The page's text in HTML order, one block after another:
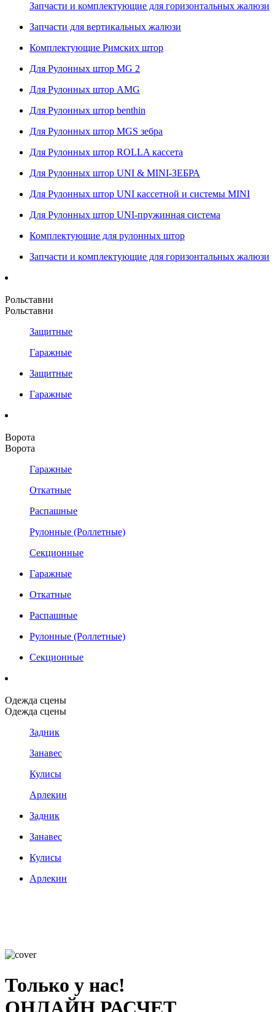
Запчасти и комплектующие для горизонтальных жалюзи
Запчасти для вертикальных жалюзи
Комплектующие Римских штор
Для Рулонных штор MG 2
Для Рулонных штор AMG
Для Рулонных штор benthin
Для Рулонных штор MGS зебра
Для Рулонных штор ROLLA кассета
Для Рулонных штор UNI & MINI-ЗЕБРА
Для Рулонных штор UNI кассетной и системы MINI
Для Рулонных штор UNI-пружинная система
Комплектующие для рулонных штор
Запчасти и комплектующие для горизонтальных жалюзи
Рольставни
Рольставни
Защитные
Гаражные
Защитные
Гаражные
Ворота
Ворота
Гаражные
Откатные
Распашные
Рулонные (Роллетные)
Секционные
Гаражные
Откатные
Распашные
Рулонные (Роллетные)
Секционные
Одежда сцены
Одежда сцены
Задник
Занавес
Кулисы
Арлекин
Задник
Занавес
Кулисы
Арлекин
Только у нас!
ОНЛАЙН РАСЧЕТ